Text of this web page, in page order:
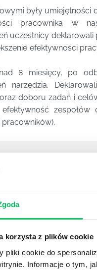
korzysta z plików cookie
pliki cookie do
Informacje o tym,
były umiejętności
pracownika w
uczestnicy
efektywności
8 miesięcy, po
narzędzia.
doboru zadań i
i z obszaru
szkolenie
do zapoznania